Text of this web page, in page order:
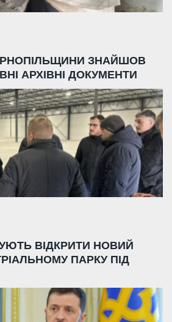
ЗНАЙШОВ
АРХІВНІ ДОКУМЕНТИ
ВІДКРИТИ НОВИЙ
ПАРКУ ПІД